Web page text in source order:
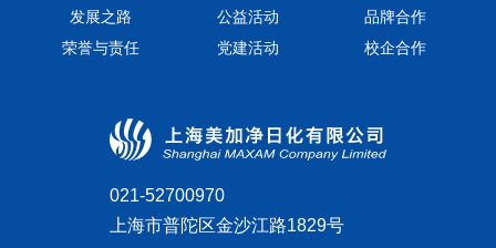
发展之路
荣誉与责任
公益活动
党建活动
品牌合作
校企合作
021-52700970
上海市普陀区金沙江路1829号